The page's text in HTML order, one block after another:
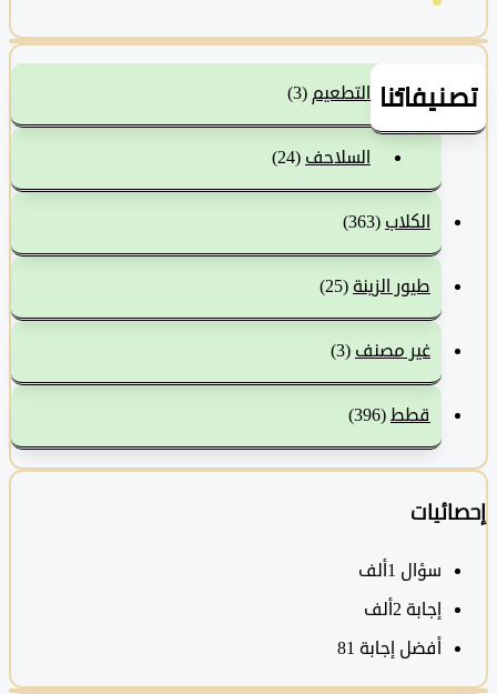
التطعيم(3)
السلاحف(24)
الكلاب(363)
طيور الزينة (25)
غير مصنف(3)
قطط (396)
سؤال1ألف
‫إجابة 2ألف
أفضل إجابة 81